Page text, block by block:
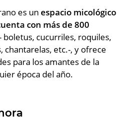
es un espacio micológico
con más de 800
boletus, cucurriles, roquiles,
chantarelas, etc.-, y ofrece
para los amantes de la
época del año.